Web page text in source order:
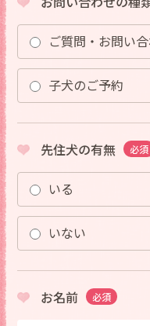
ご質問・お問い
子犬のご予約
先住犬の有無 必須
いる
いない
お名前 必須